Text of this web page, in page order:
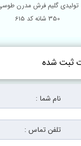
تولیدی گلیم فرش مدرن طوسی
350 شانه کد 615
ثبت شده
نام شما :
تلفن تماس :